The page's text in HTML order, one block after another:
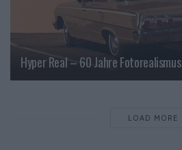
Hyper Real – 60 Jahre Fotorealismus
LOAD MORE